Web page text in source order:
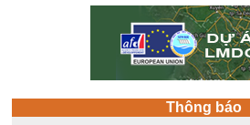
Thông báo